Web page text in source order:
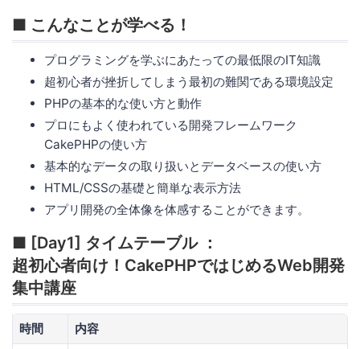
■ こんなことが学べる！
プログラミングを学ぶにあたっての最低限のIT知識
超初心者が挫折してしまう最初の難関である環境設定
PHPの基本的な使い方と動作
プロにもよく使われている開発フレームワーク
CakePHPの使い方
基本的なデータの取り扱いとデータベースの使い方
HTML/CSSの基礎と簡単な表示方法
アプリ開発の全体像を体感することができます。
■ [Day1] タイムテーブル ：
超初心者向け！CakePHPではじめるWeb開発
集中講座
時間
内容